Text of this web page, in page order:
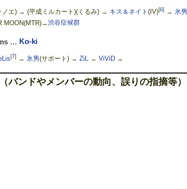
エ) → (平成ミルカート)(くるみ) → キス＆ネイト (IV)[6]→ 氷男
MOON(MTR)→渋谷症候群
… Ko-ki
[7]→ 氷男(サポート) → ZiL → ViViD→
バンドやメンバーの動向、誤りの指摘等）